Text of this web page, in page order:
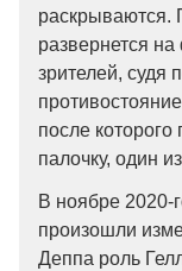
раскрываются.
развернется
зрителей, судя
после
палочку, один
В ноябре 2020-
произошли
Деппа роль